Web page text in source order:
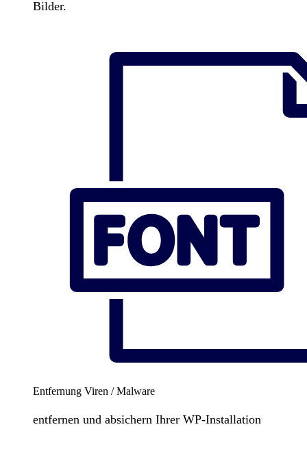
Bilder.
Entfernung Viren / Malware
entfernen und absichern Ihrer WP-Installation